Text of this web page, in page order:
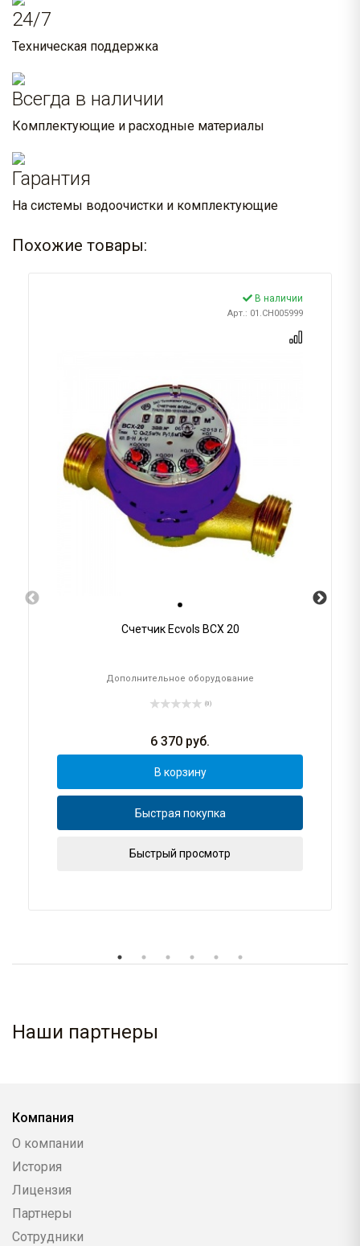
24/7
Техническая поддержка
Всегда в наличии
Комплектующие и расходные материалы
Гарантия
На системы водоочистки и комплектующие
Похожие товары:
В наличии
Арт.: 01.CH005999
Счетчик Ecvols ВСХ 20
Дополнительное оборудование
(0)
6 370 руб.
В корзину
Быстрая покупка
Быстрый просмотр
Наши партнеры
Компания
О компании
История
Лицензия
Партнеры
Сотрудники